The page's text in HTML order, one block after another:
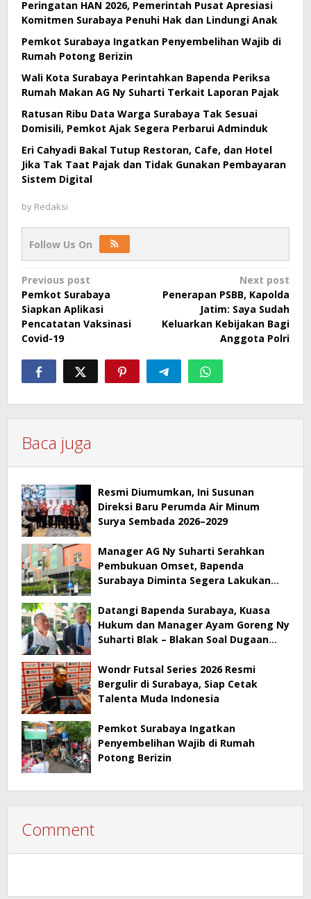
Peringatan HAN 2026, Pemerintah Pusat Apresiasi
Komitmen Surabaya Penuhi Hak dan Lindungi Anak
Pemkot Surabaya Ingatkan Penyembelihan Wajib di
Rumah Potong Berizin
Wali Kota Surabaya Perintahkan Bapenda Periksa
Rumah Makan AG Ny Suharti Terkait Laporan Pajak
Ratusan Ribu Data Warga Surabaya Tak Sesuai
Domisili, Pemkot Ajak Segera Perbarui Adminduk
Eri Cahyadi Bakal Tutup Restoran, Cafe, dan Hotel
Jika Tak Taat Pajak dan Tidak Gunakan Pembayaran
Sistem Digital
by Redaksi
Follow Us On
Post
navigation
Previous post
Pemkot Surabaya
Siapkan Aplikasi
Pencatatan Vaksinasi
Covid-19
Next post
Penerapan PSBB, Kapolda
Jatim: Saya Sudah
Keluarkan Kebijakan Bagi
Anggota Polri
Baca juga
Resmi Diumumkan, Ini Susunan
Direksi Baru Perumda Air Minum
Surya Sembada 2026–2029
Manager AG Ny Suharti Serahkan
Pembukuan Omset, Bapenda
Surabaya Diminta Segera Lakukan
Datangi Bapenda Surabaya, Kuasa
Hukum dan Manager Ayam Goreng Ny
Suharti Blak – Blakan Soal Dugaan
Wondr Futsal Series 2026 Resmi
Bergulir di Surabaya, Siap Cetak
Talenta Muda Indonesia
Pemkot Surabaya Ingatkan
Penyembelihan Wajib di Rumah
Potong Berizin
Comment